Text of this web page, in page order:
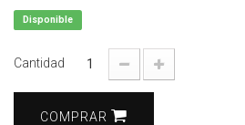
Disponible
Cantidad
COMPRAR